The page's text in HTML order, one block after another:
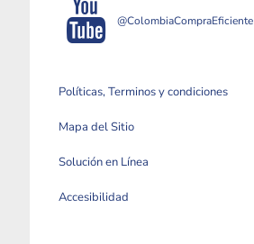
@ColombiaCompraEficiente
Políticas, Terminos y condiciones
Mapa del Sitio
Solución en Línea
Accesibilidad